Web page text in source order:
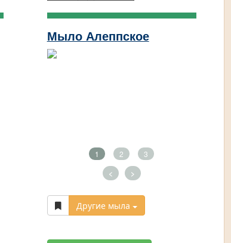
Мыло Алеппское
1 2 3
< >
Другие мыла